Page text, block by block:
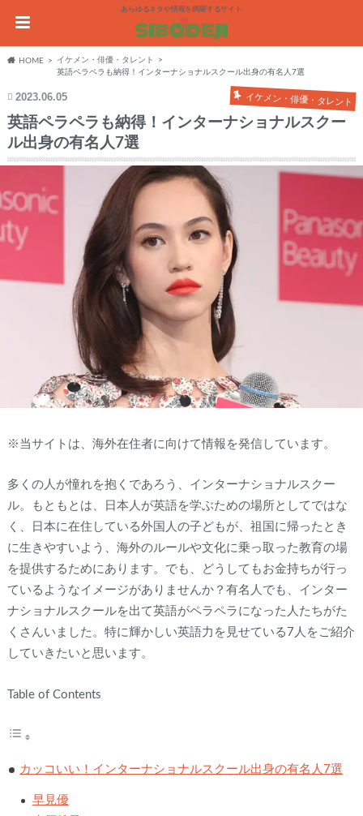
あらゆるネタや情報を網羅するサイト
HOME
イケメン・俳優・タレント
英語ペラペラも納得！インターナショナルスクール出身の有名人7選
2023.06.05 イケメン・俳優・タレント
英語ペラペラも納得！インターナショナルスクー
ル出身の有名人7選
※当サイトは、海外在住者に向けて情報を発信しています。
多くの人が憧れを抱くであろう、インターナショナルスクー
ル。もともとは、日本人が英語を学ぶための場所としてではな
く、日本に在住している外国人の子どもが、祖国に帰ったとき
に生きやすいよう、海外のルールや文化に乗っ取った教育の場
を提供するためにあります。でも、どうしてもお金持ちが行っ
ているようなイメージがありませんか？有名人でも、インター
ナショナルスクールを出て英語がペラペラになった人たちがた
くさんいました。特に輝かしい英語力を見せている7人をご紹介
していきたいと思います。
Table of Contents
カッコいい！インターナショナルスクール出身の有名人7選
早見優